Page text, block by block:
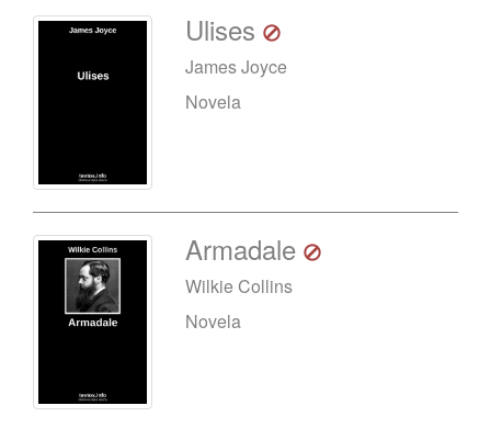
Ulises
James Joyce
Novela
Armadale
Wilkie Collins
Novela